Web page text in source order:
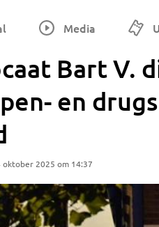
Media
Bart V.
en
oktober 2025 om 14:37